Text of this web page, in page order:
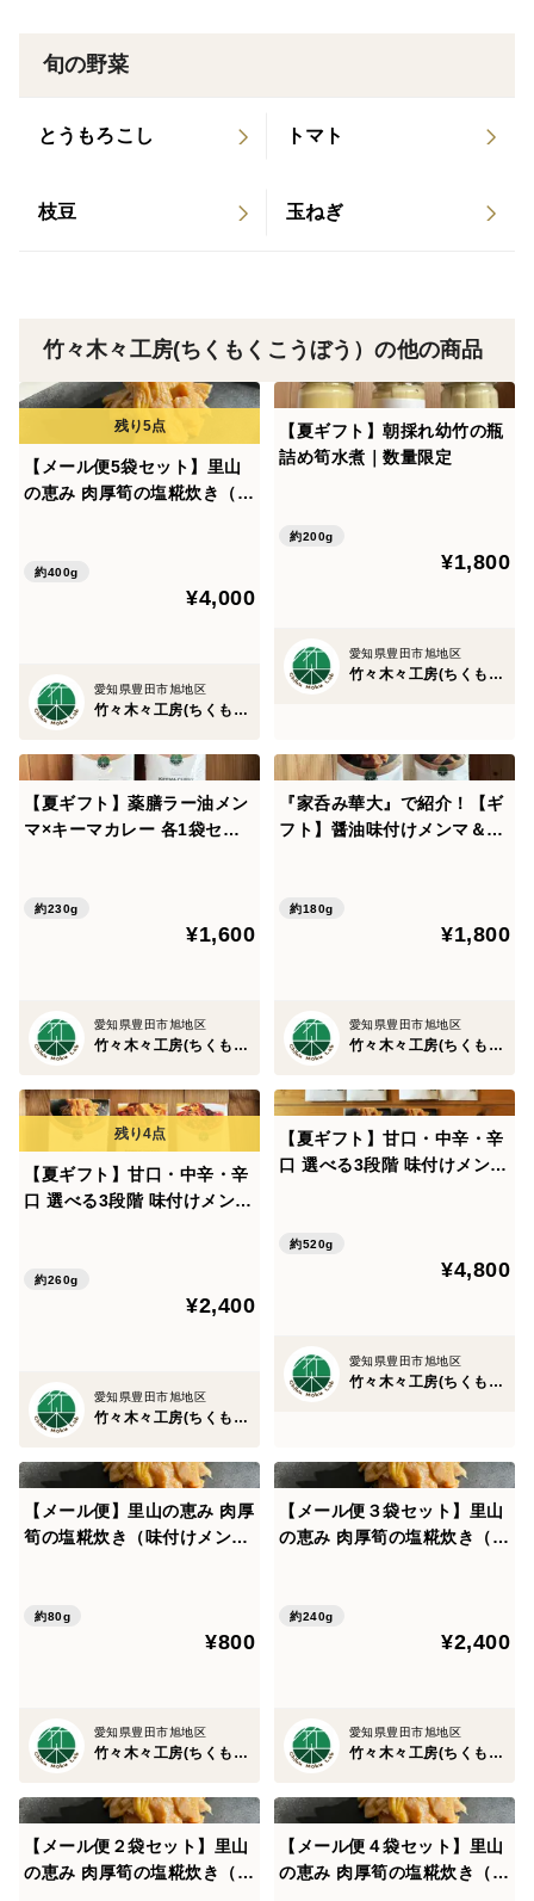
肉厚で食べ応えがあります。
旬の野菜
とうもろこし トマト
枝豆 玉ねぎ
竹々木々工房(ちくもくこうぼう）の他の商品
【メール便5袋セット】里山
の恵み 肉厚筍の塩糀炊き（味
約400g
¥4,000
愛知県豊田市旭地区
竹々木々工房(ちくもくこうぼう）
【夏ギフト】朝採れ幼竹の瓶
詰め筍水煮｜数量限定
約200g
¥1,800
愛知県豊田市旭地区
竹々木々工房(ちくもくこうぼう）
【夏ギフト】薬膳ラー油メン
マ×キーマカレー 各1袋セッ
約230g
¥1,600
愛知県豊田市旭地区
竹々木々工房(ちくもくこうぼう）
『家呑み華大』で紹介！【ギ
フト】醤油味付けメンマ＆塩
約180g
¥1,800
愛知県豊田市旭地区
竹々木々工房(ちくもくこうぼう）
【夏ギフト】甘口・中辛・辛
口 選べる3段階 味付けメンマ
約260g
¥2,400
愛知県豊田市旭地区
竹々木々工房(ちくもくこうぼう）
【夏ギフト】甘口・中辛・辛
口 選べる3段階 味付けメンマ
約520g
¥4,800
愛知県豊田市旭地区
竹々木々工房(ちくもくこうぼう）
【メール便】里山の恵み 肉厚
筍の塩糀炊き（味付けメン
約80g
¥800
愛知県豊田市旭地区
竹々木々工房(ちくもくこうぼう）
【メール便３袋セット】里山
の恵み 肉厚筍の塩糀炊き（味
約240g
¥2,400
愛知県豊田市旭地区
竹々木々工房(ちくもくこうぼう）
【メール便２袋セット】里山
の恵み 肉厚筍の塩糀炊き（味
【メール便４袋セット】里山
の恵み 肉厚筍の塩糀炊き（味